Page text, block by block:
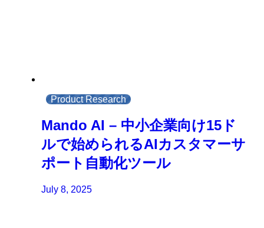
Product Research
Mando AI – 中小企業向け15ド
ルで始められるAIカスタマーサ
ポート自動化ツール
July 8, 2025